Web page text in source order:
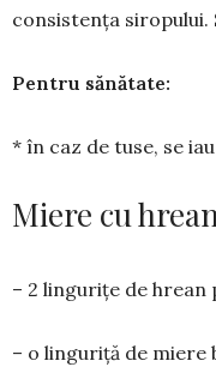
consistența
Pentru sănătate:
* în caz de tuse, se
Miere cu hrean
– 2 lingurițe de hrean
– o linguriță de miere